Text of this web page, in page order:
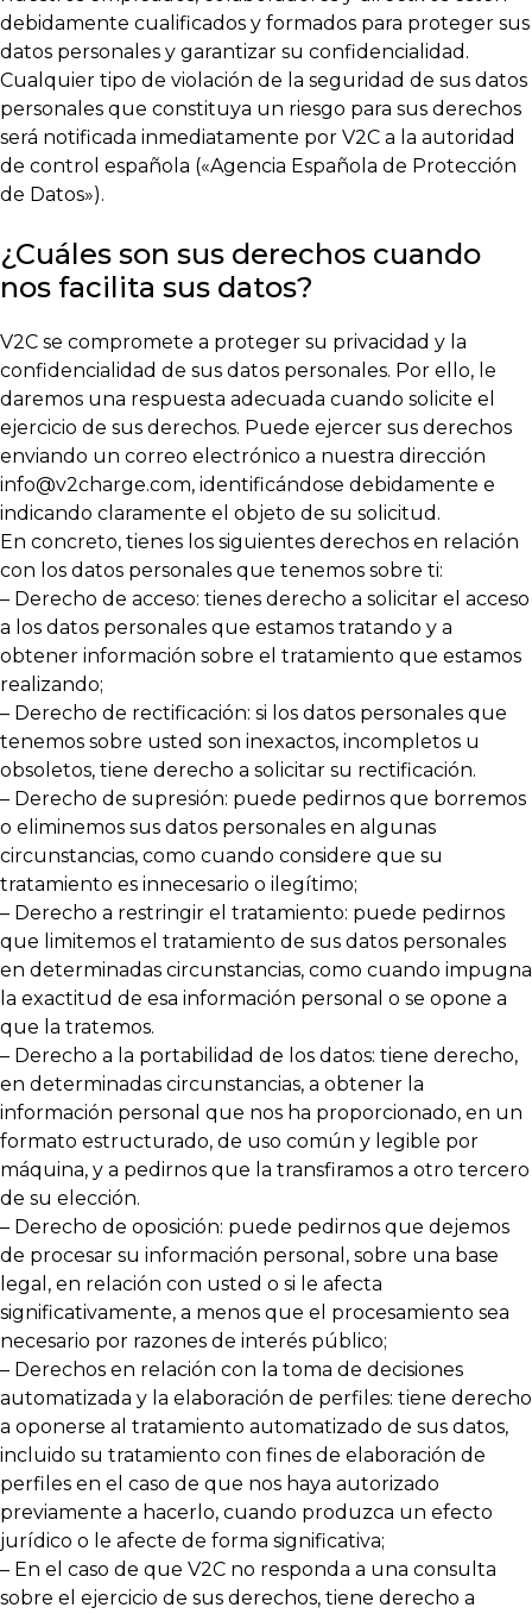
debidamente cualificados y formados para proteger sus
datos personales y garantizar su confidencialidad.
Cualquier tipo de violación de la seguridad de sus datos
personales que constituya un riesgo para sus derechos
será notificada inmediatamente por V2C a la autoridad
de control española («Agencia Española de Protección
de Datos»).
¿Cuáles son sus derechos cuando
nos facilita sus datos?
V2C se compromete a proteger su privacidad y la
confidencialidad de sus datos personales. Por ello, le
daremos una respuesta adecuada cuando solicite el
ejercicio de sus derechos. Puede ejercer sus derechos
enviando un correo electrónico a nuestra dirección
info@v2charge.com, identificándose debidamente e
indicando claramente el objeto de su solicitud.
En concreto, tienes los siguientes derechos en relación
con los datos personales que tenemos sobre ti:
– Derecho de acceso: tienes derecho a solicitar el acceso
a los datos personales que estamos tratando y a
obtener información sobre el tratamiento que estamos
realizando;
– Derecho de rectificación: si los datos personales que
tenemos sobre usted son inexactos, incompletos u
obsoletos, tiene derecho a solicitar su rectificación.
– Derecho de supresión: puede pedirnos que borremos
o eliminemos sus datos personales en algunas
circunstancias, como cuando considere que su
tratamiento es innecesario o ilegítimo;
– Derecho a restringir el tratamiento: puede pedirnos
que limitemos el tratamiento de sus datos personales
en determinadas circunstancias, como cuando impugna
la exactitud de esa información personal o se opone a
que la tratemos.
– Derecho a la portabilidad de los datos: tiene derecho,
en determinadas circunstancias, a obtener la
información personal que nos ha proporcionado, en un
formato estructurado, de uso común y legible por
máquina, y a pedirnos que la transfiramos a otro tercero
de su elección.
– Derecho de oposición: puede pedirnos que dejemos
de procesar su información personal, sobre una base
legal, en relación con usted o si le afecta
significativamente, a menos que el procesamiento sea
necesario por razones de interés público;
– Derechos en relación con la toma de decisiones
automatizada y la elaboración de perfiles: tiene derecho
a oponerse al tratamiento automatizado de sus datos,
incluido su tratamiento con fines de elaboración de
perfiles en el caso de que nos haya autorizado
previamente a hacerlo, cuando produzca un efecto
jurídico o le afecte de forma significativa;
– En el caso de que V2C no responda a una consulta
sobre el ejercicio de sus derechos, tiene derecho a